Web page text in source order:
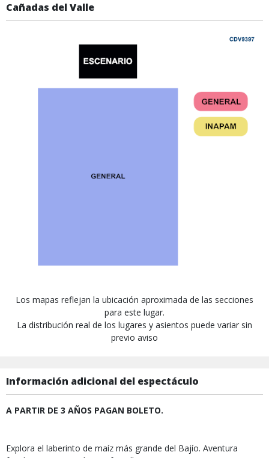
Cañadas del Valle
Los mapas reflejan la ubicación aproximada de las secciones
para este lugar.
La distribución real de los lugares y asientos puede variar sin
previo aviso
Información adicional del espectáculo
A PARTIR DE 3 AÑOS PAGAN BOLETO.
Explora el laberinto de maíz más grande del Bajío. Aventura